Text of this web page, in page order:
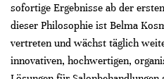
sofortige Ergebnisse ab der
dieser Philosophie ist Belma
vertreten und wächst täglich
innovativen, hochwertigen,